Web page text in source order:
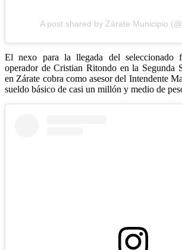
A post shared by Zárate Municipio
El nexo para la llegada del seleccionado
operador de Cristian Ritondo en la Segunda
en Zárate cobra como asesor del Intendente
sueldo básico de casi un millón y medio de